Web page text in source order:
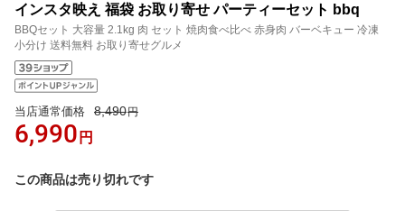
インスタ映え 福袋 お取り寄せ パーティーセット bbq
BBQセット 大容量 2.1kg 肉 セット 焼肉食べ比べ 赤身肉 バーベキュー 冷凍
小分け 送料無料 お取り寄せグルメ
当店通常価格 8,490円
6,990 円
この商品は売り切れです